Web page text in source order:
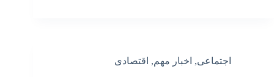
اجتماعی, اخبار مهم, اقتصادی